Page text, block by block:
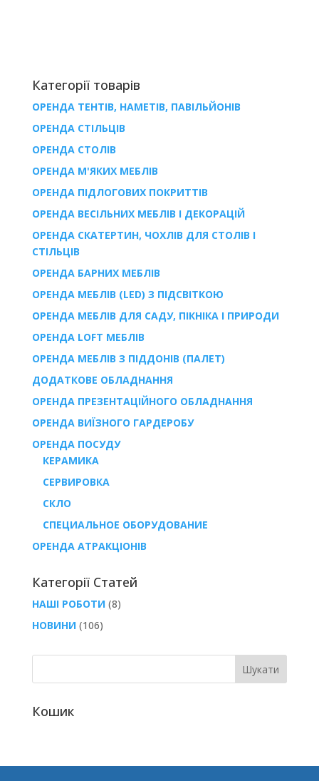
Категорії товарів
ОРЕНДА ТЕНТІВ, НАМЕТІВ, ПАВІЛЬЙОНІВ
ОРЕНДА СТІЛЬЦІВ
ОРЕНДА СТОЛІВ
ОРЕНДА М'ЯКИХ МЕБЛІВ
ОРЕНДА ПІДЛОГОВИХ ПОКРИТТІВ
ОРЕНДА ВЕСІЛЬНИХ МЕБЛІВ І ДЕКОРАЦІЙ
ОРЕНДА СКАТЕРТИН, ЧОХЛІВ ДЛЯ СТОЛІВ І
СТІЛЬЦІВ
ОРЕНДА БАРНИХ МЕБЛІВ
ОРЕНДА МЕБЛІВ (LED) З ПІДСВІТКОЮ
ОРЕНДА МЕБЛІВ ДЛЯ САДУ, ПІКНІКА І ПРИРОДИ
ОРЕНДА LOFT МЕБЛІВ
ОРЕНДА МЕБЛІВ З ПІДДОНІВ (ПАЛЕТ)
ДОДАТКОВЕ ОБЛАДНАННЯ
ОРЕНДА ПРЕЗЕНТАЦІЙНОГО ОБЛАДНАННЯ
ОРЕНДА ВИЇЗНОГО ГАРДЕРОБУ
ОРЕНДА ПОСУДУ
КЕРАМИКА
СЕРВИРОВКА
СКЛО
СПЕЦИАЛЬНОЕ ОБОРУДОВАНИЕ
ОРЕНДА АТРАКЦІОНІВ
Категорії Статей
НАШІ РОБОТИ(8)
НОВИНИ(106)
Кошик